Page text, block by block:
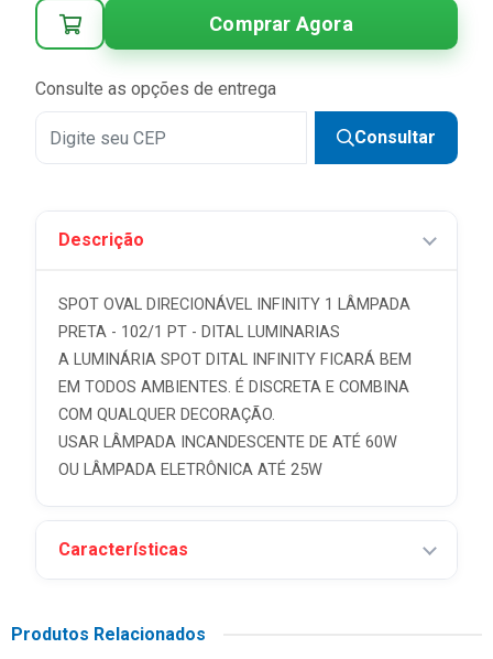
Comprar Agora
Consulte as opções de entrega
Consultar
Descrição
SPOT OVAL DIRECIONÁVEL INFINITY 1 LÂMPADA
PRETA - 102/1 PT - DITAL LUMINARIAS
A LUMINÁRIA SPOT DITAL INFINITY FICARÁ BEM
EM TODOS AMBIENTES. É DISCRETA E COMBINA
COM QUALQUER DECORAÇÃO.
USAR LÂMPADA INCANDESCENTE DE ATÉ 60W
OU LÂMPADA ELETRÔNICA ATÉ 25W
Características
Produtos Relacionados